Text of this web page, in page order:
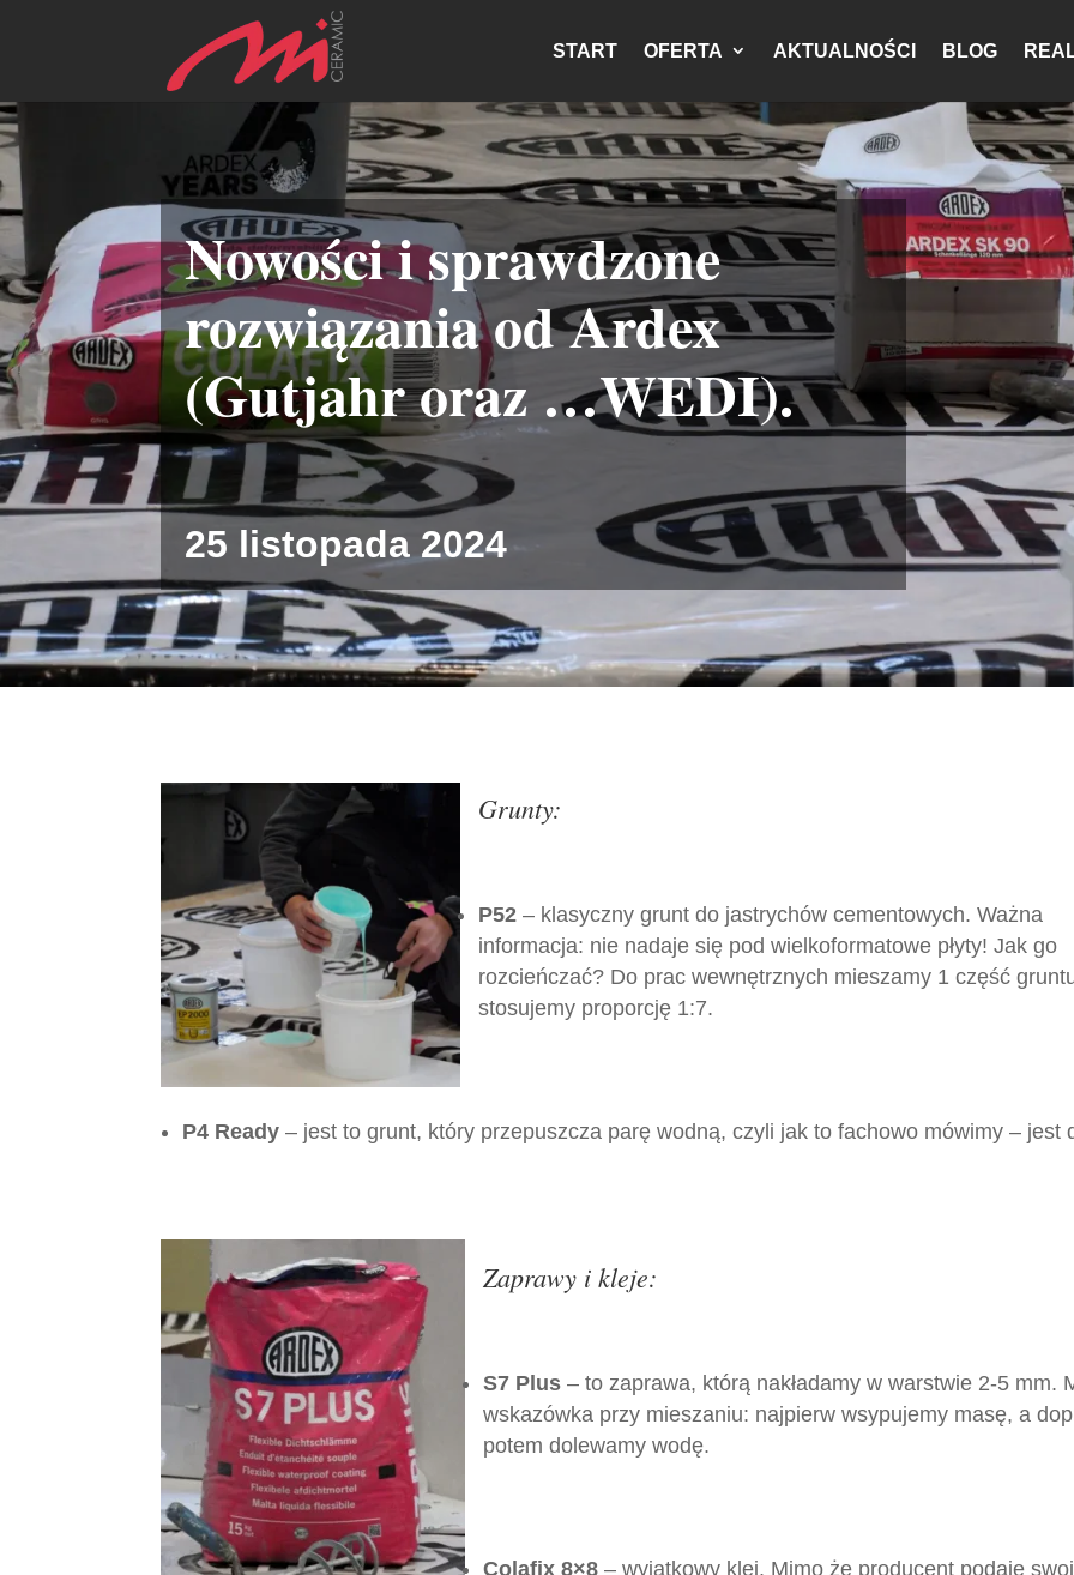
START OFERTA AKTUALNOŚCI BLOG
Nowości i sprawdzone
rozwiązania od Ardex
(Gutjahr oraz …WEDI).
25 listopada 2024
Grunty:
P52 – klasyczny grunt do jastrychów cementowych. Ważna
informacja: nie nadaje się pod wielkoformatowe płyty! Jak go
rozcieńczać? Do prac wewnętrznych mieszamy 1 część
stosujemy proporcję 1:7.
P4 Ready – jest to grunt, który przepuszcza parę wodną, czyli jak to fachowo mówimy – jest
Zaprawy i kleje:
S7 Plus – to zaprawa, którą nakładamy w warstwie 2-5 mm.
wskazówka przy mieszaniu: najpierw wsypujemy masę, a
potem dolewamy wodę.
Colafix 8×8 – wyjątkowy klej. Mimo że producent podaje